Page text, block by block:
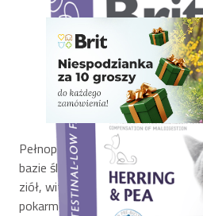
Pełnoporcjowa, bezzbożowa
bazie śledzia i grochu. Źródło
ziół, witamin i minerałów.
pokarmowego u kotów z